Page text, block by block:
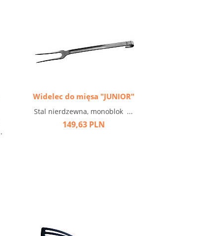
Widelec do mięsa "JUNIOR"
Stal nierdzewna, monoblok ...
149,63 PLN